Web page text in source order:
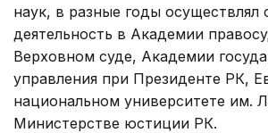
наук, в разные годы
деятельность в Академии
Верховном суде, Академии
управления при Президенте РК,
национальном университете им.
Министерстве юстиции РК.